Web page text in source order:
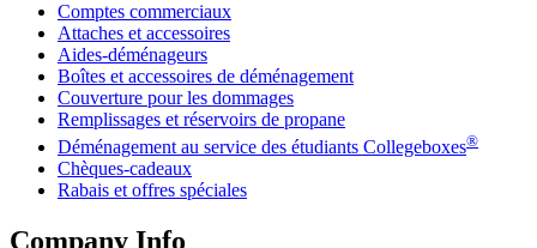
Comptes commerciaux
Attaches et accessoires
Aides-déménageurs
Boîtes et accessoires de déménagement
Couverture pour les dommages
Remplissages et réservoirs de propane
Déménagement au service des étudiants Collegeboxes®
Chèques-cadeaux
Rabais et offres spéciales
Company Info